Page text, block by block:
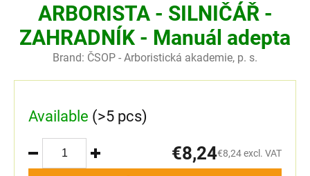
ARBORISTA - SILNIČÁŘ -
ZAHRADNÍK - Manuál adepta
Brand: ČSOP - Arboristická akademie, p. s.
Available (>5 pcs)
€8,24€8,24 excl. VAT